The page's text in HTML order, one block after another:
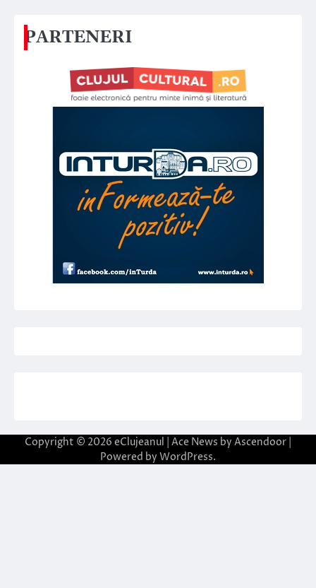
PARTENERI
Copyright © 2026 eClujeanul | Ace News by Ascendoor
Powered by WordPress.